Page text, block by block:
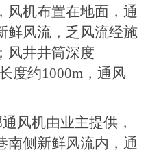
风机布置在地面，通
鲜风流，乏风流经施
风井井筒深度
度约1000m，通风
风机由业主提供，
南侧新鲜风流内，通